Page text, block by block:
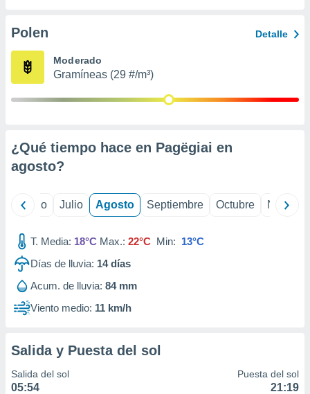
e
mediante
de
1199
Polen Detalle
Moderado
Gramíneas (29 #/m³)
¿Qué tiempo hace en Pagëgiai en
agosto?
Junio Julio Agosto Septiembre Octubre
T. Media: 18°C Max.: 22°C Min: 13°C
Días de lluvia: 14días
Acum. de lluvia: 84 mm
Viento medio: 11 km/h
Salida y Puesta del sol
Salida del sol
05:54
Puesta del sol
21:19